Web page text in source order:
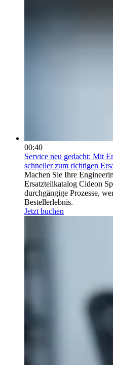
00:40
Service neu gedacht: Mit
schneller zum richtigen
Machen Sie Ihre
Ersatzteilkatalog Cideon
durchgängige Prozesse,
Bestellerlebnis.
Jetzt buchen